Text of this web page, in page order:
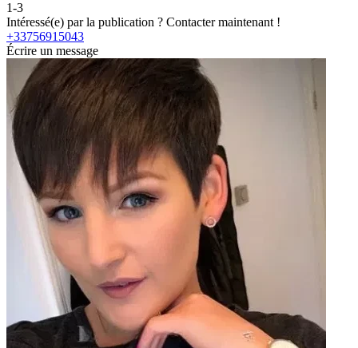
1-3
Intéressé(e) par la publication ? Contacter maintenant !
+33756915043
Écrire un message